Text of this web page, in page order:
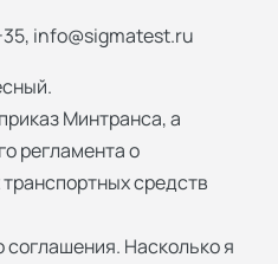
info@sigmatest.ru
Минтранса, а
регламента о
средств
соглашения. Насколько я